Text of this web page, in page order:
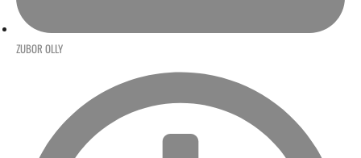
ZUBOR OLLY